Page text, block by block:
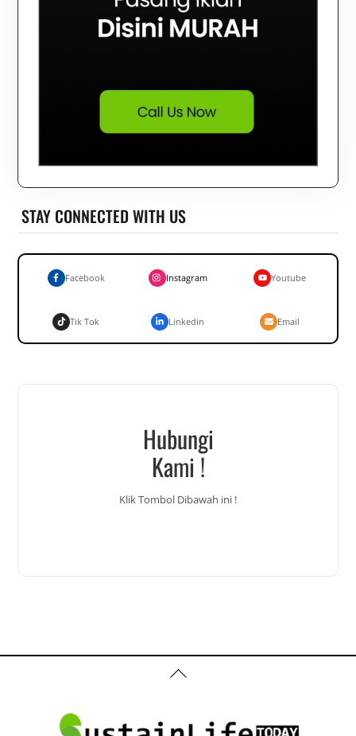
STAY CONNECTED WITH US
Facebook Instagram Youtube
Tik Tok Linkedin Email
Hubungi
Kami !
Klik Tombol Dibawah ini !
Back
To